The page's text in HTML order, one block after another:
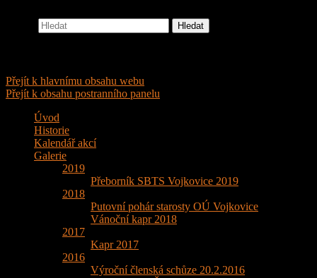
sbts-vojkovice
Střelecký klub SBTS Vojkovice
Přejít k hlavnímu obsahu webu
Přejít k obsahu postranního panelu
Úvod
Historie
Kalendář akcí
Galerie
2019
Přeborník SBTS Vojkovice 2019
2018
Putovní pohár starosty OÚ Vojkovice
Vánoční kapr 2018
2017
Kapr 2017
2016
Výroční členská schůze 20.2.2016